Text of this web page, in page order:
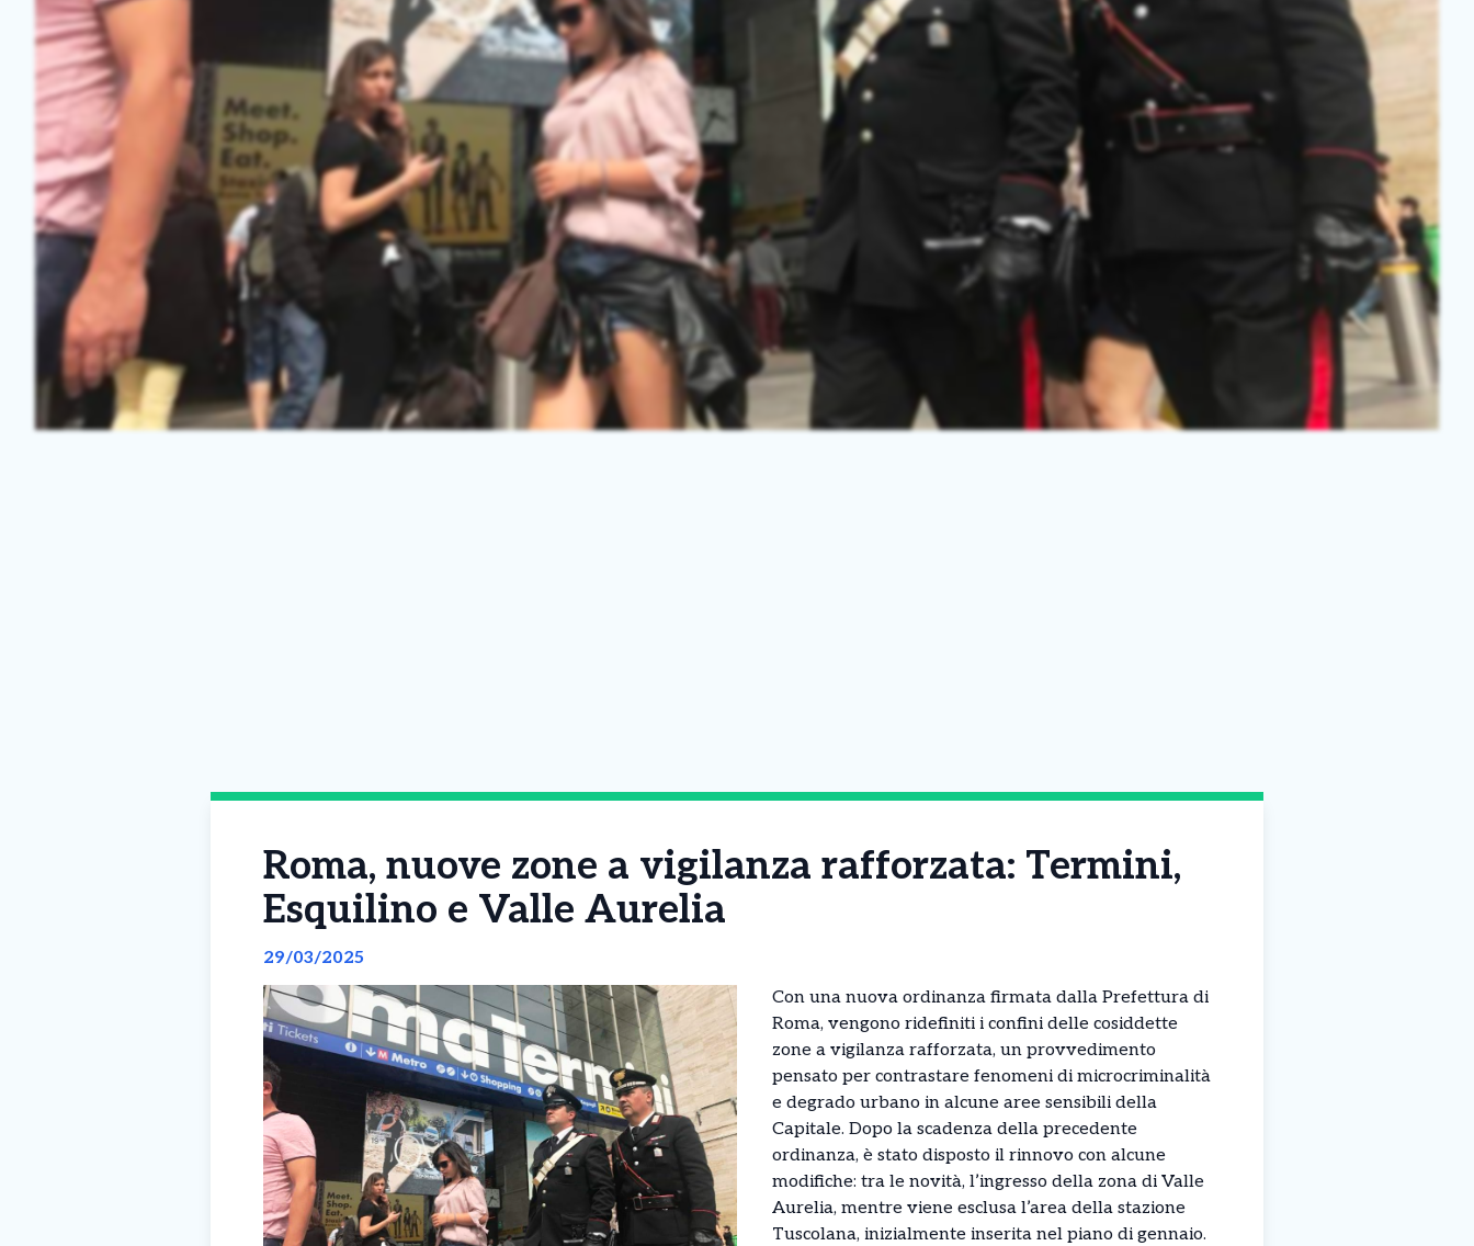
Roma, nuove zone a vigilanza rafforzata: Termini,
Esquilino e Valle Aurelia
29/03/2025
Con una nuova ordinanza firmata dalla Prefettura di
Roma, vengono ridefiniti i confini delle cosiddette
zone a vigilanza rafforzata, un provvedimento
pensato per contrastare fenomeni di microcriminalità
e degrado urbano in alcune aree sensibili della
Capitale. Dopo la scadenza della precedente
ordinanza, è stato disposto il rinnovo con alcune
modifiche: tra le novità, l’ingresso della zona di Valle
Aurelia, mentre viene esclusa l’area della stazione
Tuscolana, inizialmente inserita nel piano di gennaio.